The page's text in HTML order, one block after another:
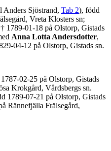
Anders Sjöstrand, Tab 2), född
Vreta Klosters sn;
1789-01-18 på Olstorp, Gistads
Anna Lotta Andersdotter,
04-12 på Olstorp, Gistads sn.
02-25 på Olstorp, Gistads
Krokgård, Vårdsbergs sn.
1789-07-21 på Olstorp, Gistads
Rännefjälla Frälsegård,